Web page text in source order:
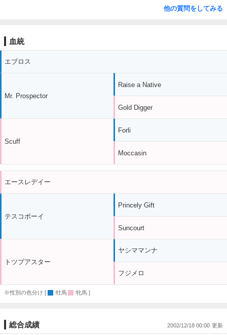
他の質問をしてみる
血統
エブロス
Mr. Prospector
Scuff
Raise a Native
Gold Digger
Forli
Moccasin
エースレデイー
テスコボーイ
トツプアスター
Princely Gift
Suncourt
ヤシママンナ
フジメロ
※性別の色分け [ :牡馬 :牝馬 ]
総合成績 2002/12/18 00:00